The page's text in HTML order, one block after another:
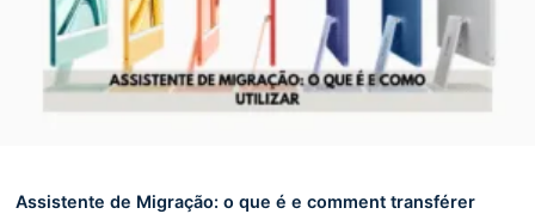
Assistente de Migração: o que é e comment transférer